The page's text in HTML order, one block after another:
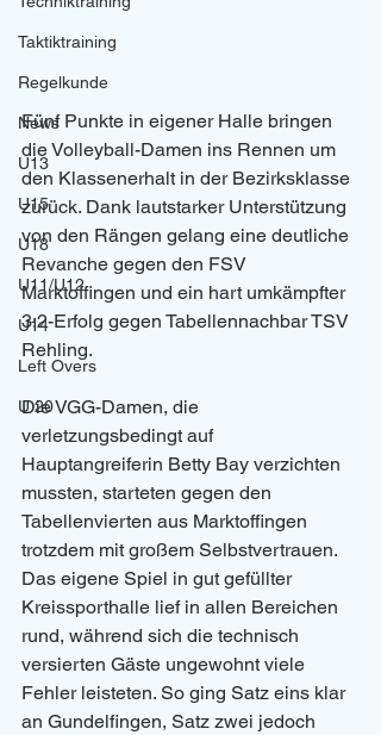
Taktiktraining
Regelkunde
News
U13
U15
U18
U11/U12
U14
Left Overs
U 20
Fünf Punkte in eigener Halle bringen
die Volleyball-Damen ins Rennen um
den Klassenerhalt in der Bezirksklasse
zurück. Dank lautstarker Unterstützung
von den Rängen gelang eine deutliche
Revanche gegen den FSV
Marktoffingen und ein hart umkämpfter
3:2-Erfolg gegen Tabellennachbar TSV
Rehling.
Die VGG-Damen, die
verletzungsbedingt auf
Hauptangreiferin Betty Bay verzichten
mussten, starteten gegen den
Tabellenvierten aus Marktoffingen
trotzdem mit großem Selbstvertrauen.
Das eigene Spiel in gut gefüllter
Kreissporthalle lief in allen Bereichen
rund, während sich die technisch
versierten Gäste ungewohnt viele
Fehler leisteten. So ging Satz eins klar
an Gundelfingen, Satz zwei jedoch